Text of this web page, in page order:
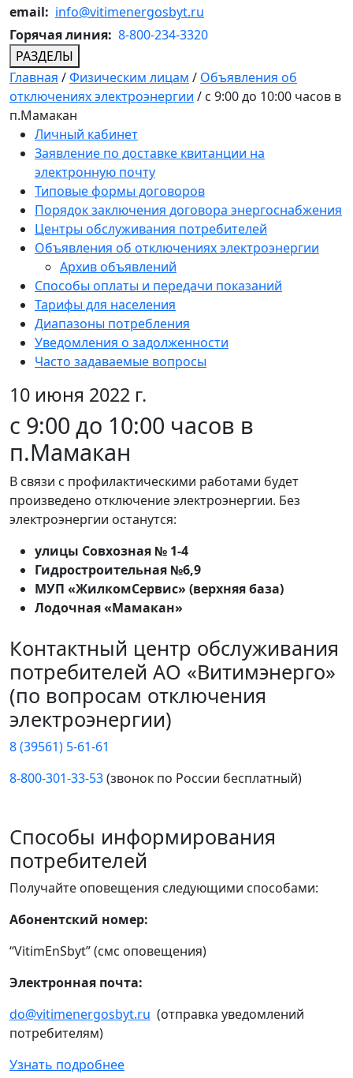
email: info@vitimenergosbyt.ru
Горячая линия: 8-800-234-3320
РАЗДЕЛЫ
Главная /Физическим лицам / Объявления об
отключениях электроэнергии / с 9:00 до 10:00 часов в
п.Мамакан
Личный кабинет
Заявление по доставке квитанции на
электронную почту
Типовые формы договоров
Порядок заключения договора энергоснабжения
Центры обслуживания потребителей
Объявления об отключениях электроэнергии
Архив объявлений
Способы оплаты и передачи показаний
Тарифы для населения
Диапазоны потребления
Уведомления о задолженности
Часто задаваемые вопросы
10 июня 2022 г.
с 9:00 до 10:00 часов в
п.Мамакан
В связи с профилактическими работами будет
произведено отключение электроэнергии. Без
электроэнергии останутся:
улицы Совхозная № 1-4
Гидростроительная №6,9
МУП «ЖилкомСервис» (верхняя база)
Лодочная «Мамакан»
Контактный центр обслуживания
потребителей АО «Витимэнерго»
(по вопросам отключения
электроэнергии)
8 (39561) 5-61-61
8-800-301-33-53(звонок по России бесплатный)
Способы информирования
потребителей
Получайте оповещения следующими способами:
Абонентский номер:
“VitimEnSbyt” (смс оповещения)
Электронная почта:
do@vitimenergosbyt.ru (отправка уведомлений
потребителям)
Узнать подробнее